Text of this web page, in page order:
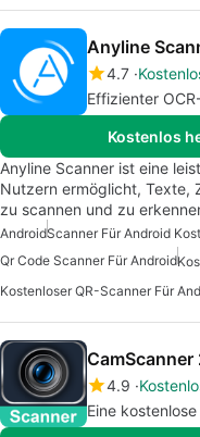
Anyline
4.7
Effizienter
Kostenlos
Anyline Scanner ist eine
Nutzern ermöglicht, Texte,
zu scannen und zu
AndroidScanner Für Android
Qr Code Scanner Für Android
Kostenloser QR-Scanner Für
4.9
Eine